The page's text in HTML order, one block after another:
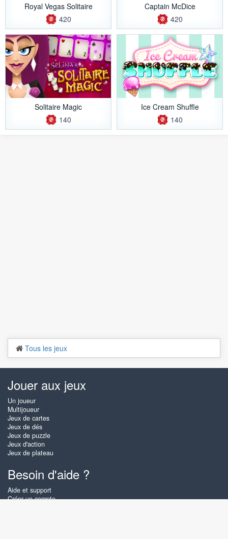
Royal Vegas Solitaire
420
Captain McDice
420
Solitaire Magic
140
Ice Cream Shuffle
140
Tous les jeux
Jouer aux jeux
Un joueur
Multijoueur
Jeux de cartes
Jeux de dés
Jeux de puzzle
Jeux d'action
Jeux de plateau
Besoin d'aide ?
Aide et support
Créer un compte